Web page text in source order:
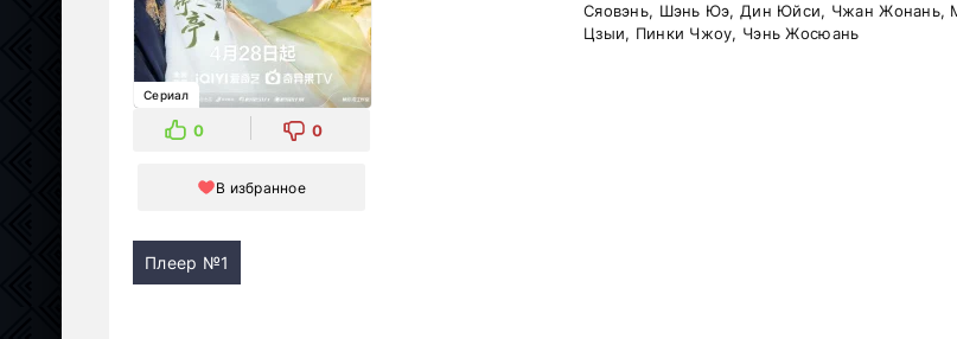
Сериал
0 0
В избранное
Сяовэнь, Шэнь Юэ, Дин Юйси, Чжан Жонань,
Цзыи, Пинки Чжоу, Чэнь Жосюань
Плеер №1